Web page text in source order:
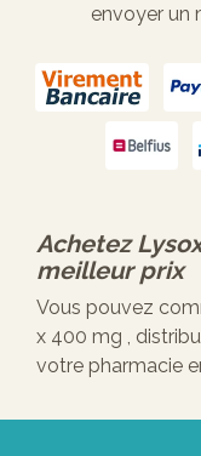
envoyer un
Achetez
meilleur prix
Vous pouvez
x 400 mg ,
votre pharmacie